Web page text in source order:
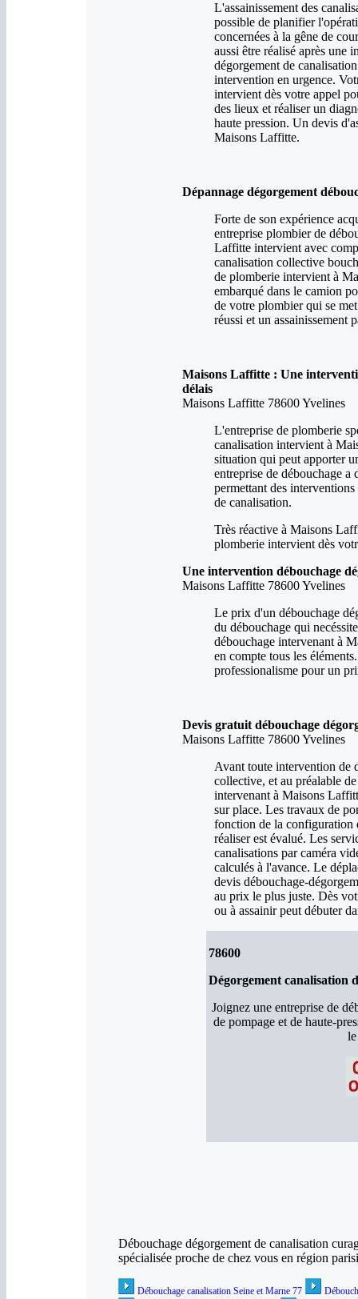
L'assainissement des
possible de planifier
concernées à la gêne de
aussi être réalisé après une
dégorgement de
intervention en urgence.
intervient dès votre appel
des lieux et réaliser un
haute pression. Un devis
Maisons Laffitte.
Dépannage dégorgement
Forte de son expérience
entreprise plombier de
Laffitte intervient avec
canalisation collective
de plomberie intervient à
embarqué dans le camion
de votre plombier qui se
réussi et un assainissement
Maisons Laffitte : Une
délais
Maisons Laffitte 78600 Yvelines
L'entreprise de plomberie
canalisation intervient à
situation qui peut apporter
entreprise de débouchage a
permettant des
de canalisation.
Très réactive à Maisons
plomberie intervient dès
Une intervention débouchage
Maisons Laffitte 78600 Yvelines
Le prix d'un débouchage
du débouchage qui
débouchage intervenant à
en compte tous les
professionalisme pour un
Devis gratuit débouchage
Maisons Laffitte 78600 Yvelines
Avant toute intervention de
collective, et au préalable
intervenant à Maisons
sur place. Les travaux de
fonction de la configuration
réaliser est évalué. Les
canalisations par caméra
calculés à l'avance. Le
devis débouchage-
au prix le plus juste. Dès
ou à assainir peut débuter
78600
Dégorgement canalisation
Joignez une entreprise de
de pompage et de haute-
Débouchage dégorgement de canalisation
spécialisée proche de chez vous en région
Débouchage canalisation Seine et Marne 77